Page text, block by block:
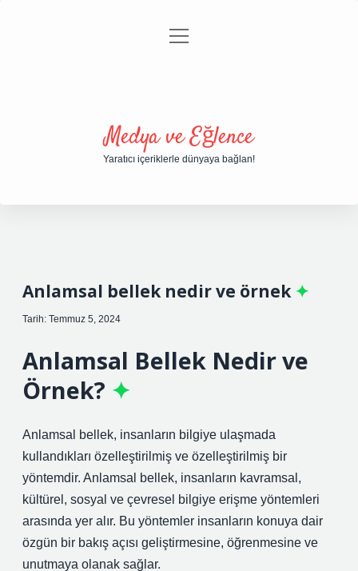
Gizlilik Politikası
menüyü
Medya ve Eğlence
Yaratıcı içeriklerle dünyaya bağlan!
Anlamsal bellek nedir ve örnek
Tarih: Temmuz 5, 2024
Anlamsal Bellek Nedir ve
Örnek?
Anlamsal bellek, insanların bilgiye ulaşmada
kullandıkları özelleştirilmiş ve özelleştirilmiş bir
yöntemdir. Anlamsal bellek, insanların kavramsal,
kültürel, sosyal ve çevresel bilgiye erişme yöntemleri
arasında yer alır. Bu yöntemler insanların konuya dair
özgün bir bakış açısı geliştirmesine, öğrenmesine ve
unutmaya olanak sağlar.